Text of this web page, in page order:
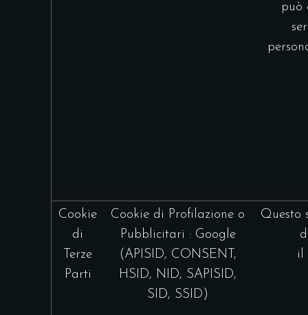
può
Cookie
di
Terze
Parti
Cookie di Profilazione o
Pubblicitari : Google
(APISID, CONSENT,
HSID, NID, SAPISID,
SID, SSID)
Questo
il